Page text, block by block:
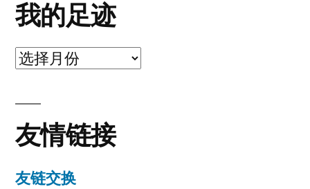
我的足迹
我
迹
友情链接
友链交换